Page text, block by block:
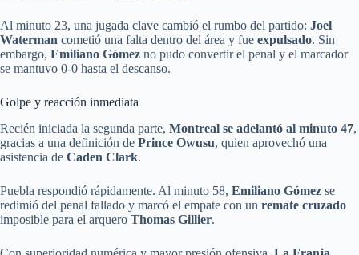
Al minuto 23, una jugada clave cambió el rumbo del partido: Joel
Waterman cometió una falta dentro del área y fue expulsado. Sin
embargo, Emiliano Gómez no pudo convertir el penal y el marcador
se mantuvo 0-0 hasta el descanso.
Golpe y reacción inmediata
Recién iniciada la segunda parte, Montreal se adelantó al minuto 47,
gracias a una definición de Prince Owusu, quien aprovechó una
asistencia de Caden Clark.
Puebla respondió rápidamente. Al minuto 58, Emiliano Gómez se
redimió del penal fallado y marcó el empate con un remate cruzado
imposible para el arquero Thomas Gillier.